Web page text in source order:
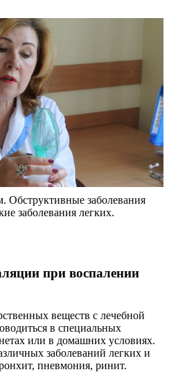
Обструктивные заболевания
заболевания легких.
при воспалении
веществ с лечебной
в специальных
или в домашних условиях.
заболеваний легких и
пневмония, ринит.